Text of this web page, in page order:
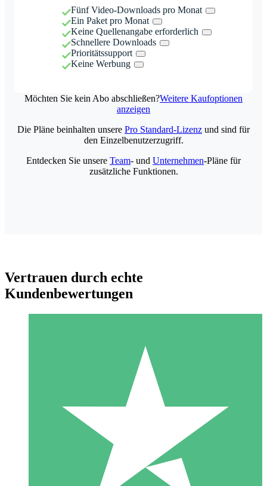
Fünf Video-Downloads pro Monat
Ein Paket pro Monat
Keine Quellenangabe erforderlich
Schnellere Downloads
Prioritätssupport
Keine Werbung
Möchten Sie kein Abo abschließen?Weitere Kaufoptionen
anzeigen
Individuelle Credit-Pakete
Zahlen Sie nach Bedarf mit Download-Credits. Keine
monatliche Verpflichtung erforderlich.
10 00
Die Pläne beinhalten unsere Pro Standard-Lizenz und sind für
den Einzelbenutzerzugriff.
Entdecken Sie unsere Team- und Unternehmen-Pläne für
zusätzliche Funktionen.
Vertrauen durch echte
Kundenbewertungen